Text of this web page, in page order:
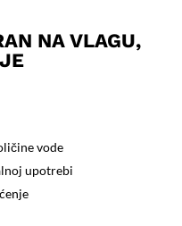
NA VLAGU,
vode
upotrebi